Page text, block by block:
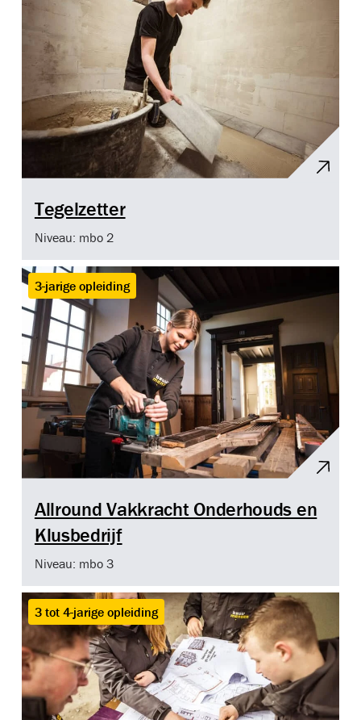
Tegelzetter
Niveau: mbo 2
3-jarige opleiding
Allround Vakkracht Onderhouds en
Klusbedrijf
Niveau: mbo 3
3 tot 4-jarige opleiding